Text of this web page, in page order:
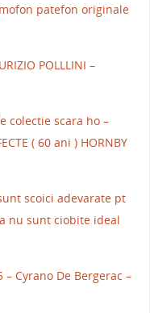
patefon originale
POLLLINI –
colectie scara ho –
( 60 ani ) HORNBY
scoici adevarate pt
nu sunt ciobite ideal
Cyrano De Bergerac –